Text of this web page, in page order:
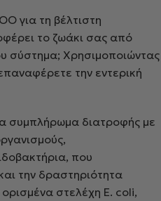
για τη βέλτιστη
το ζωάκι σας από
σύστημα; Χρησιμοποιώντας
την εντερική
συμπλήρωμα διατροφής με
που
την δραστηριότητα
στελέχη E. coli,